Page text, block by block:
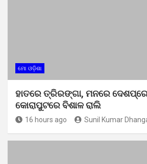
ମୋ ଓଡ଼ିଶା
ହାତରେ ତ୍ରିରଙ୍ଗା, ମନରେ
କୋରାପୁଟରେ ବିଶାଳ ରାଲି
16 hours ago Sunil Kumar